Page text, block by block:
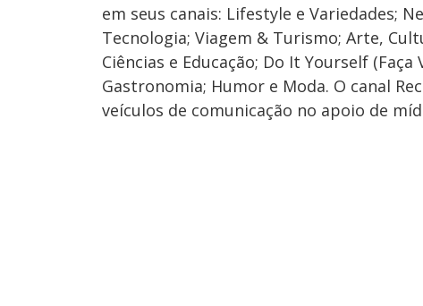
em seus canais: Lifestyle e Variedades;
Tecnologia; Viagem & Turismo; Arte,
Ciências e Educação; Do It Yourself
Gastronomia; Humor e Moda. O canal
veículos de comunicação no apoio de